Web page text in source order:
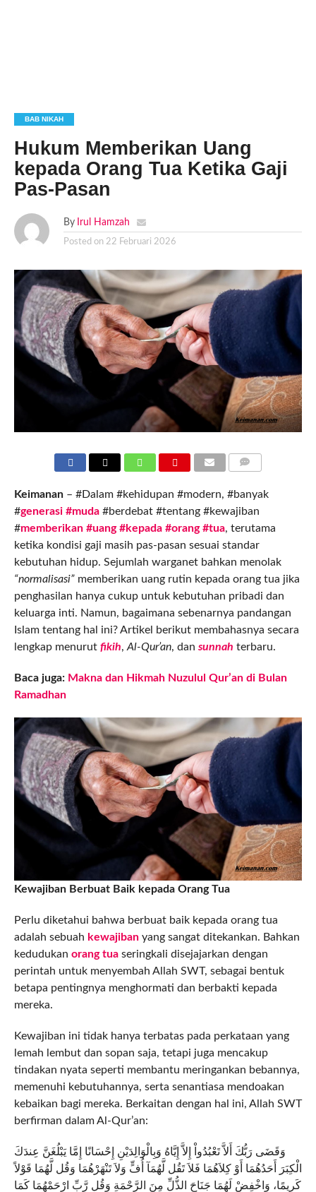
BAB NIKAH
Hukum Memberikan Uang
kepada Orang Tua Ketika Gaji
Pas-Pasan
By Irul Hamzah
Posted on 22 Februari 2026
Keimanan – #Dalam #kehidupan #modern, #banyak
#generasi #muda#berdebat #tentang #kewajiban
#memberikan #uang #kepada #orang #tua, terutama
ketika kondisi gaji masih pas-pasan sesuai standar
kebutuhan hidup. Sejumlah warganet bahkan menolak
“normalisasi”memberikan uang rutin kepada orang tua jika
penghasilan hanya cukup untuk kebutuhan pribadi dan
keluarga inti. Namun, bagaimana sebenarnya pandangan
Islam tentang hal ini? Artikel berikut membahasnya secara
lengkap menurut fikih,Al-Qur’an, dan sunnah terbaru.
Baca juga: Makna dan Hikmah Nuzulul Qur’an di Bulan
Ramadhan
Kewajiban Berbuat Baik kepada Orang Tua
Perlu diketahui bahwa berbuat baik kepada orang tua
adalah sebuah kewajiban yang sangat ditekankan. Bahkan
kedudukan orang tuaseringkali disejajarkan dengan
perintah untuk menyembah Allah SWT, sebagai bentuk
betapa pentingnya menghormati dan berbakti kepada
mereka.
Kewajiban ini tidak hanya terbatas pada perkataan yang
lemah lembut dan sopan saja, tetapi juga mencakup
tindakan nyata seperti membantu meringankan bebannya,
memenuhi kebutuhannya, serta senantiasa mendoakan
kebaikan bagi mereka. Berkaitan dengan hal ini, Allah SWT
berfirman dalam Al-Qur’an:
وَقَضَى رَبُّكَ أَلاَّ تَعْبُدُواْ إِلاَّ إِيَّاهُ وَبِالْوَالِدَيْنِ إِحْسَانًا إِمَّا يَبْلُغَنَّ عِندَكَ
الْكِبَرَ أَحَدُهُمَا أَوْ كِلاَهُمَا فَلاَ تَقُل لَّهُمَآ أُفٍّ وَلاَ تَنْهَرْهُمَا وَقُل لَّهُمَا قَوْلاً
كَرِيمًا، وَاخْفِضْ لَهُمَا جَنَاحَ الذُّلِّ مِنَ الرَّحْمَةِ وَقُل رَّبِّ ارْحَمْهُمَا كَمَا